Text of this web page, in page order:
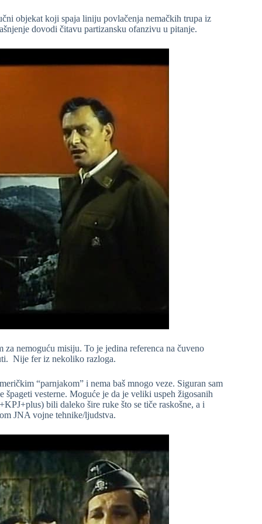
objekat koji spaja liniju povlačenja nemačkih trupa iz
dovodi čitavu partizansku ofanzivu u pitanje.
nemoguću misiju. To je jedina referenca na čuveno
Nije fer iz nekoliko razloga.
“parnjakom” i nema baš mnogo veze. Siguran sam
špageti vesterne. Moguće je da je veliki uspeh žigosanih
bili daleko šire ruke što se tiče raskošne, a i
JNA vojne tehnike/ljudstva.